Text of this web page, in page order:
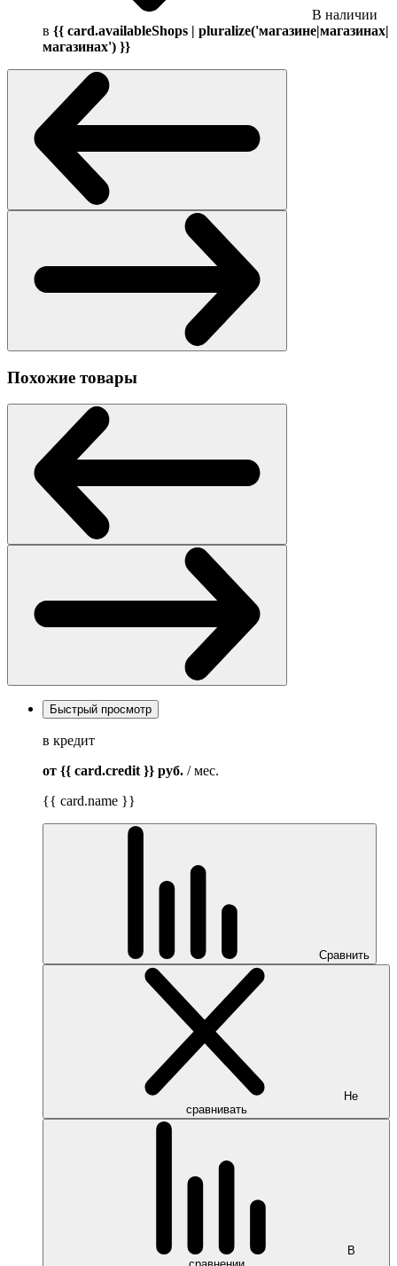
В наличии
в {{ card.availableShops | pluralize('магазине|магазинах|
магазинах') }}
Похожие товары
Быстрый просмотр
в кредит
от {{ card.credit }} руб. / мес.
{{ card.name }}
Сравнить
Не
сравнивать
В